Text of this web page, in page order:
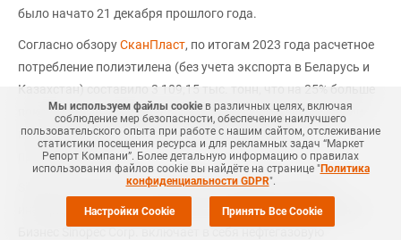
было начато 21 декабря прошлого года.
Согласно обзоруСканПласт, по итогам 2023 года расчетное
потребление полиэтилена (без учета экспорта в Беларусь и
Казахстан) составило 3 109,15 тыс. тонн, что на 25% больше
показателя за аналогичный период годом ранее. Выросли
поставки ПНД и ЛПНП со стороны российских
производителей.
Sinopec Corp. является одной из крупнейших мировых
интегрированных энергетических и химических компаний.
Мы используем файлы cookieв различных целях, включая
соблюдение мер безопасности, обеспечение наилучшего
пользовательского опыта при работе с нашим сайтом, отслеживание
статистики посещения ресурса и для рекламных задач “Маркет
Репорт Компани”. Более детальную информацию о правилах
использования файлов cookie вы найдёте на странице "Политика
конфиденциальности GDPR".
Настройки Cookie Принять Все Cookie